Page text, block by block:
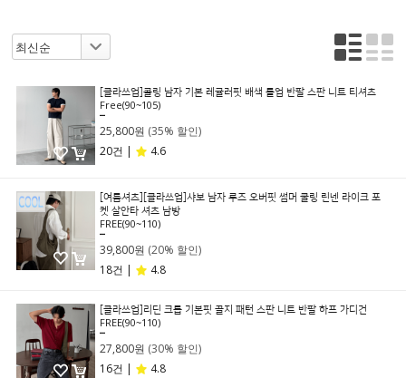
[클라쓰업]콜링 남자 기본 레귤러핏 배색 롤업 반팔 스판 니트 티셔츠
Free(90~105)
25,800원 (35% 할인)
20건 |
4.6
[여름셔츠][클라쓰업]샤보 남자 루즈 오버핏 썸머 쿨링 린넨 라이크 포
켓 살안타 셔츠 남방
FREE(90~110)
39,800원 (20% 할인)
18건 |
4.8
[클라쓰업]리딘 크롭 기본핏 골지 패턴 스판 니트 반팔 하프 가디건
FREE(90~110)
27,800원 (30% 할인)
16건 |
4.8